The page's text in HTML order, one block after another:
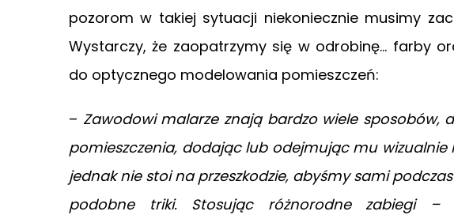
pozorom w takiej sytuacji niekoniecznie musimy
Wystarczy, że zaopatrzymy się w odrobinę… farby
do optycznego modelowania pomieszczeń:
– Zawodowi malarze znają bardzo wiele sposobów,
pomieszczenia, dodając lub odejmując mu
jednak nie stoi na przeszkodzie, abyśmy sami
podobne triki. Stosując różnorodne zabiegi –